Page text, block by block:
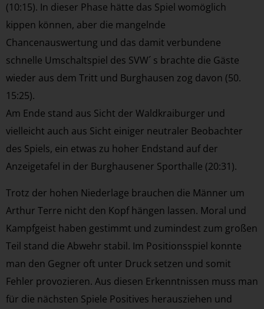
(10:15). In dieser Phase hätte das Spiel womöglich
kippen können, aber die mangelnde
Chancenauswertung und das damit verbundene
schnelle Umschaltspiel des SVW´ s brachte die Gäste
wieder aus dem Tritt und Burghausen zog davon (50.
15:25).
Am Ende stand aus Sicht der Waldkraiburger und
vielleicht auch aus Sicht einiger neutraler Beobachter
des Spiels, ein etwas zu hoher Endstand auf der
Anzeigetafel in der Burghausener Sporthalle (20:31).
Trotz der hohen Niederlage brauchen die Männer um
Arthur Terre nicht den Kopf hängen lassen. Moral und
Kampfgeist haben gestimmt und zumindest zum großen
Teil stand die Abwehr stabil. Im Positionsspiel konnte
man den Gegner oft unter Druck setzen und somit
Fehler provozieren. Aus diesen Erkenntnissen muss man
für die nächsten Spiele Positives herausziehen und